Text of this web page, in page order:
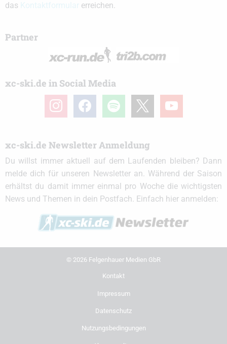
das
erreichen.
Partner
xc-ski.de in Social Media
instagramfacebook spotify youtube
xc-ski.de Newsletter Anmeldung
Du willst immer aktuell auf dem Laufenden bleiben? Dann
melde dich für unseren Newsletter an. Während der Saison
erhältst du damit immer einmal pro Woche die wichtigsten
News und Themen in dein Postfach. Einfach hier anmelden:
© 2026 Felgenhauer Medien GbR
Kontakt
Impressum
Datenschutz
Nutzungsbedingungen